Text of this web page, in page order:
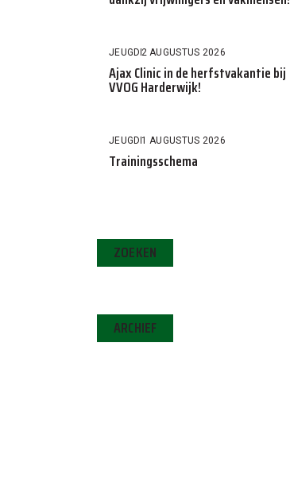
JEUGD2 AUGUSTUS 2026
Ajax Clinic in de herfstvakantie bij
VVOG Harderwijk!
JEUGD1 AUGUSTUS 2026
Trainingsschema
ZOEKEN
ARCHIEF